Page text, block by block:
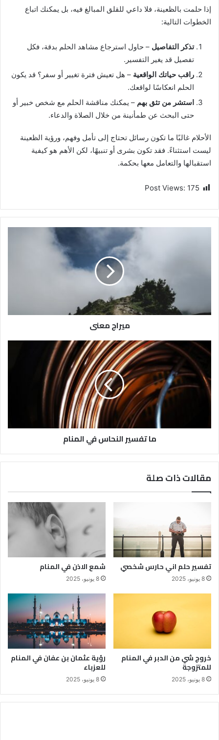
إذا حلمت بالظعينة، فلا داعي للقلق المبالغ فيه، بل يمكنك اتباع
الخطوات التالية:
تذكر التفاصيل – حاول استرجاع مشاهد الحلم بدقة، فكل
تفصيل قد يغير التفسير.
راقب حياتك الواقعية – هل تعيش فترة تغيير أو سفر؟ قد يكون
الحلم انعكاسًا لواقعك.
استشر من تثق بهم – يمكنك مناقشة الحلم مع شخص خبير أو
حتى البحث عن طمأنينة من خلال الصلاة والدعاء.
الأحلام غالبًا ما تكون رسائل تحتاج إلى تأمل وفهم، ورؤية الظعينة
ليست استثناءً. فقد تكون بشرى أو تنبيهًا، لكن الأهم هو كيفية
استقبالها والتعامل معها بحكمة.
Post Views: 175
ميراج معنى
ما تفسير النحاس في المنام
مقالات ذات صلة
تفسير حلم اني حارس شخصي
8 يونيو، 2025
شمع الاذن في المنام
8 يونيو، 2025
خروج شي من الدبر في المنام
للمتزوجة
8 يونيو، 2025
رؤية عثمان بن عفان في المنام
للعزباء
8 يونيو، 2025